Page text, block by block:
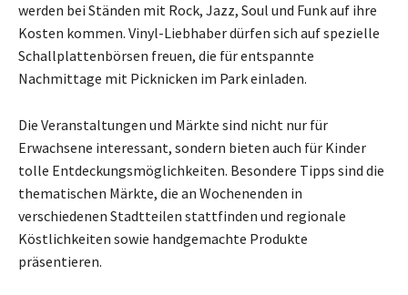
werden bei Ständen mit Rock, Jazz, Soul und Funk auf ihre
Kosten kommen. Vinyl-Liebhaber dürfen sich auf spezielle
Schallplattenbörsen freuen, die für entspannte
Nachmittage mit Picknicken im Park einladen.
Die Veranstaltungen und Märkte sind nicht nur für
Erwachsene interessant, sondern bieten auch für Kinder
tolle Entdeckungsmöglichkeiten. Besondere Tipps sind die
thematischen Märkte, die an Wochenenden in
verschiedenen Stadtteilen stattfinden und regionale
Köstlichkeiten sowie handgemachte Produkte
präsentieren.